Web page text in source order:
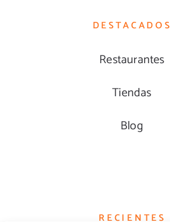
DESTACADOS
Restaurantes
Tiendas
Blog
RECIENTES